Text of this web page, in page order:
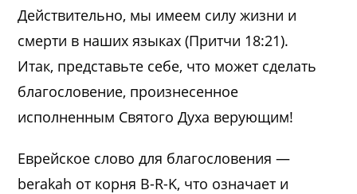
Действительно, мы имеем силу жизни и
смерти в наших языках (Притчи 18:21).
Итак, представьте себе, что может сделать
благословение, произнесенное
исполненным Святого Духа верующим!
Еврейское слово для благословения —
berakah от корня B-R-K, что означает и